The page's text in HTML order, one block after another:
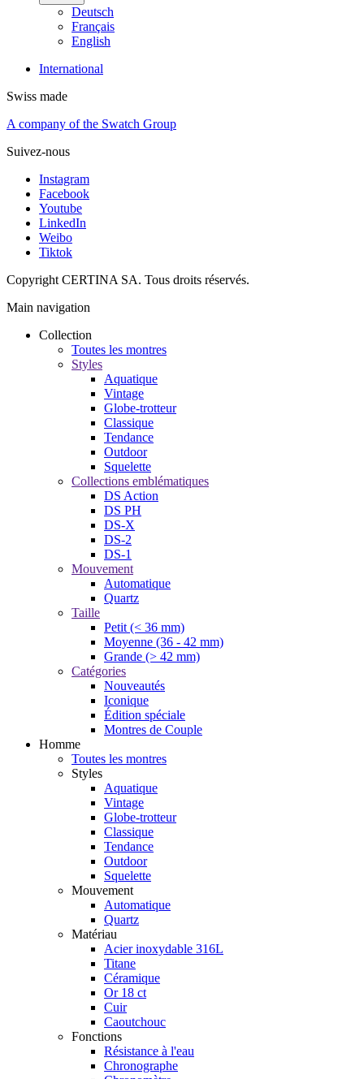
Deutsch
Français
English
International
Swiss made
A company of the Swatch Group
Suivez-nous
Instagram
Facebook
Youtube
LinkedIn
Weibo
Tiktok
Copyright CERTINA SA. Tous droits réservés.
Main navigation
Collection
Toutes les montres
Styles
Aquatique
Vintage
Globe-trotteur
Classique
Tendance
Outdoor
Squelette
Collections emblématiques
DS Action
DS PH
DS-X
DS-2
DS-1
Mouvement
Automatique
Quartz
Taille
Petit (< 36 mm)
Moyenne (36 - 42 mm)
Grande (> 42 mm)
Catégories
Nouveautés
Iconique
Édition spéciale
Montres de Couple
Homme
Toutes les montres
Styles
Aquatique
Vintage
Globe-trotteur
Classique
Tendance
Outdoor
Squelette
Mouvement
Automatique
Quartz
Matériau
Acier inoxydable 316L
Titane
Céramique
Or 18 ct
Cuir
Caoutchouc
Fonctions
Résistance à l'eau
Chronographe